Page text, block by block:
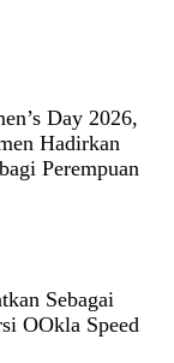
Day 2026,
Hadirkan
Perempuan
Sebagai
OOkla Speed